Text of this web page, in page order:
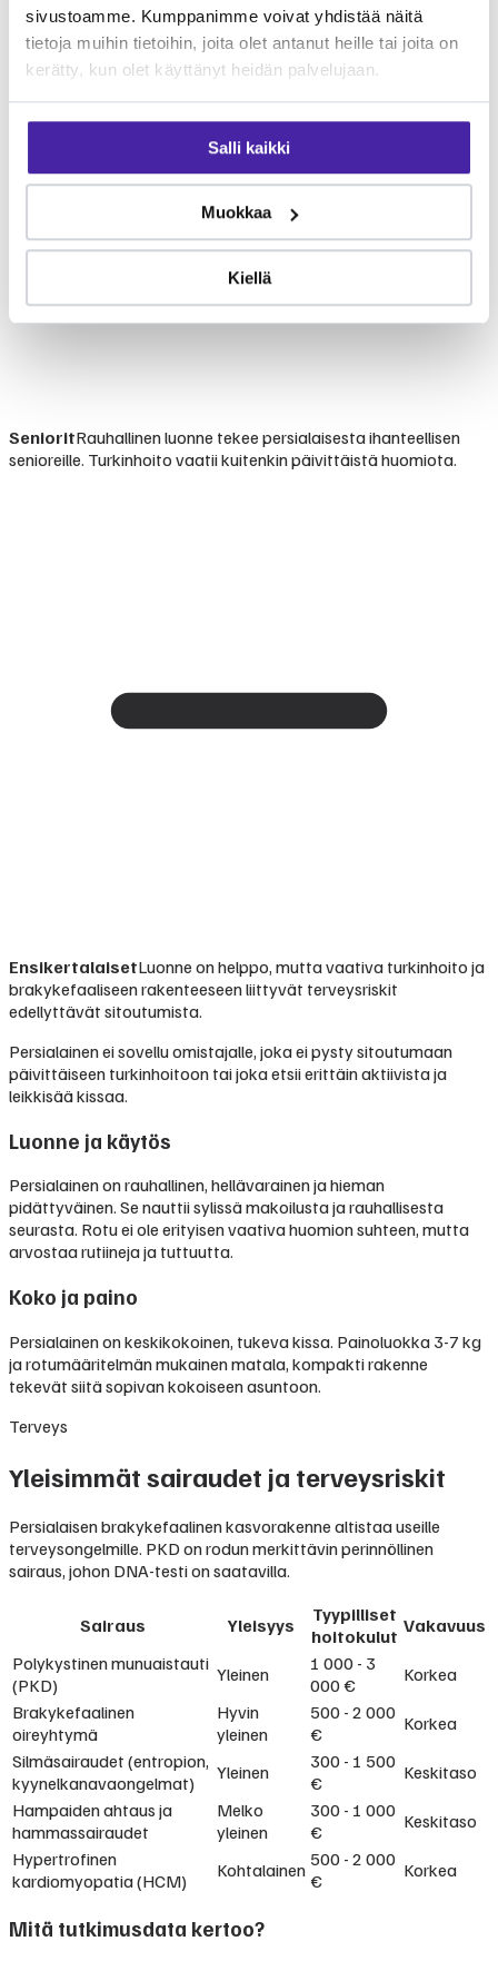
sivustoamme. Kumppanimme voivat yhdistää näitä
tietoja muihin tietoihin, joita olet antanut heille tai joita on
kerätty, kun olet käyttänyt heidän palvelujaan.
Salli kaikki
Muokkaa
Kiellä
SenioritRauhallinen luonne tekee persialaisesta ihanteellisen
senioreille. Turkinhoito vaatii kuitenkin päivittäistä huomiota.
EnsikertalaisetLuonne on helppo, mutta vaativa turkinhoito ja
brakykefaaliseen rakenteeseen liittyvät terveysriskit
edellyttävät sitoutumista.
Persialainen ei sovellu omistajalle, joka ei pysty sitoutumaan
päivittäiseen turkinhoitoon tai joka etsii erittäin aktiivista ja
leikkisää kissaa.
Luonne ja käytös
Persialainen on rauhallinen, hellävarainen ja hieman
pidättyväinen. Se nauttii sylissä makoilusta ja rauhallisesta
seurasta. Rotu ei ole erityisen vaativa huomion suhteen, mutta
arvostaa rutiineja ja tuttuutta.
Koko ja paino
Persialainen on keskikokoinen, tukeva kissa. Painoluokka 3-7 kg
ja rotumääritelmän mukainen matala, kompakti rakenne
tekevät siitä sopivan kokoiseen asuntoon.
Terveys
Yleisimmät sairaudet ja terveysriskit
Persialaisen brakykefaalinen kasvorakenne altistaa useille
terveysongelmille. PKD on rodun merkittävin perinnöllinen
sairaus, johon DNA-testi on saatavilla.
Sairaus Yleisyys
Tyypilliset
hoitokulut Vakavuus
Polykystinen munuaistauti
(PKD)
Yleinen
1 000 - 3
000 €
Korkea
Brakykefaalinen
oireyhtymä
Hyvin
yleinen
500 - 2 000
€
Korkea
Silmäsairaudet (entropion,
kyynelkanavaongelmat)
Yleinen
300 - 1 500
€
Keskitaso
Hampaiden ahtaus ja
hammassairaudet
Melko
yleinen
300 - 1 000
€
Keskitaso
Hypertrofinen
kardiomyopatia (HCM)
Kohtalainen 500 - 2 000
€
Korkea
Mitä tutkimusdata kertoo?